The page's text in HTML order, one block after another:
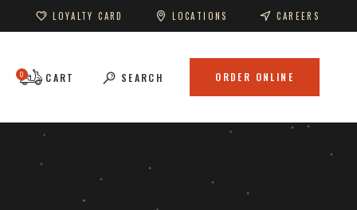
LOYALTY CARD LOCATIONS CAREERS
CART
0 SEARCH ORDER ONLINE